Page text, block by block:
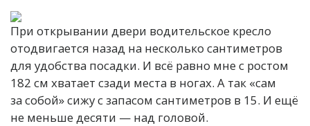
При открывании двери водительское кресло
отодвигается назад на несколько сантиметров
для удобства посадки. И всё равно мне с ростом
182 см хватает сзади места в ногах. А так «сам
за собой» сижу с запасом сантиметров в 15. И ещё
не меньше десяти — над головой.